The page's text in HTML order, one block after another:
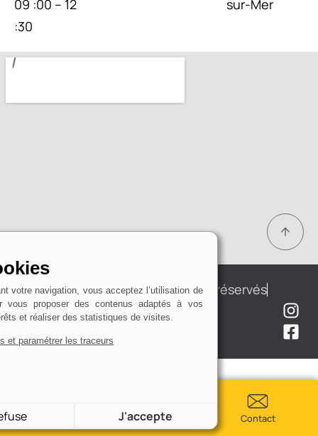
Contact
09 :00 – 12
:30
sur-Mer
© Chiron Menuiserie - Tous droits réservés
Mentions légalesPlan du site
Réalisé parSaycom
votre navigation, vous acceptez l’utilisation de
pour vous proposer des contenus adaptés à vos
et réaliser des statistiques de visites.
plus et paramétrer les traceurs
Je refuse J'accepte